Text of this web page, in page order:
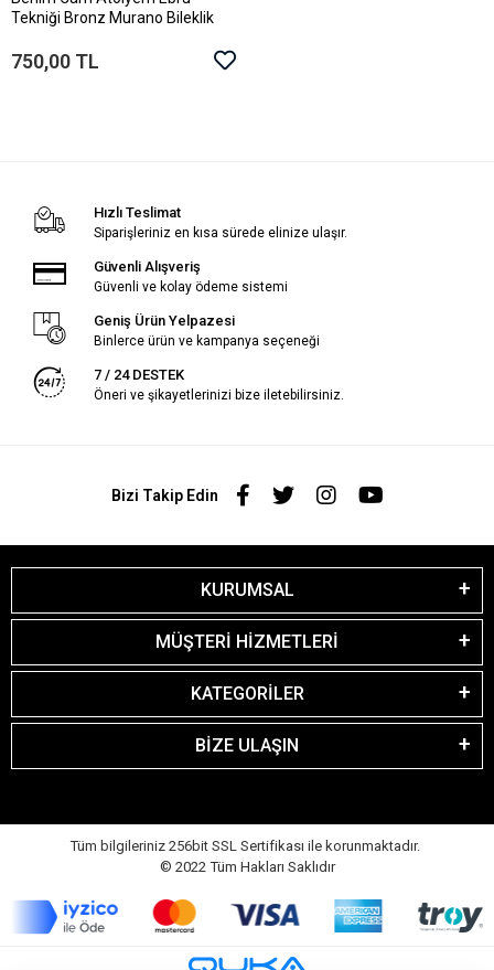
Sepete Ekle
Tekniği Bronz Murano Bileklik
750,00 TL
Hızlı Teslimat
Siparişleriniz en kısa sürede elinize ulaşır.
Güvenli Alışveriş
Güvenli ve kolay ödeme sistemi
Geniş Ürün Yelpazesi
Binlerce ürün ve kampanya seçeneği
7 / 24 DESTEK
Öneri ve şikayetlerinizi bize iletebilirsiniz.
Bizi Takip Edin
KURUMSAL
MÜŞTERİ HİZMETLERİ
KATEGORİLER
BİZE ULAŞIN
Tüm bilgileriniz 256bit SSL Sertifikası ile korunmaktadır.
© 2022 Tüm Hakları Saklıdır